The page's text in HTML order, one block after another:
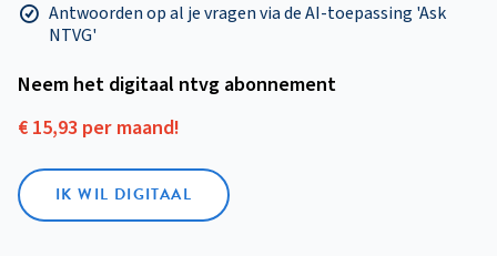
Antwoorden op al je vragen via de AI-toepassing 'Ask
NTVG'
Neem het digitaal ntvg abonnement
€ 15,93 per maand!
IK WIL DIGITAAL